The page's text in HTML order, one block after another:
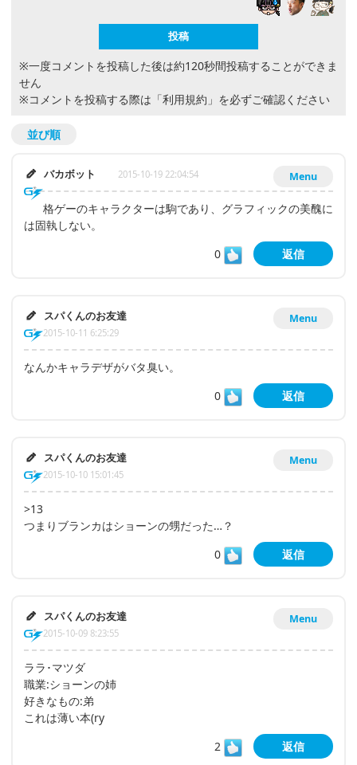
※一度コメントを投稿した後は約120秒間投稿することができま
せん
※コメントを投稿する際は 「利用規約」 を必ずご確認ください
並び順
Menu
バカボット 2015-10-19 22:04:54
格ゲーのキャラクターは駒であり、グラフィックの美醜に
は固執しない。
0
返信
Menu
スパくんのお友達
2015-10-11 6:25:29
なんかキャラデザがバタ臭い。
0
返信
Menu
スパくんのお友達
2015-10-10 15:01:45
>13
つまりブランカはショーンの甥だった…？
0
返信
Menu
スパくんのお友達
2015-10-09 8:23:55
ララ･マツダ
職業:ショーンの姉
好きなもの:弟
これは薄い本(ry
2
返信